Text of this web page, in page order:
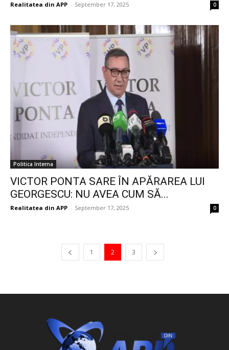
Realitatea din APP - September 17, 2025 0
Politica Interna
VICTOR PONTA SARE ÎN APĂRAREA LUI
GEORGESCU: NU AVEA CUM SĂ...
Realitatea din APP - September 17, 2025 0
1 2 3